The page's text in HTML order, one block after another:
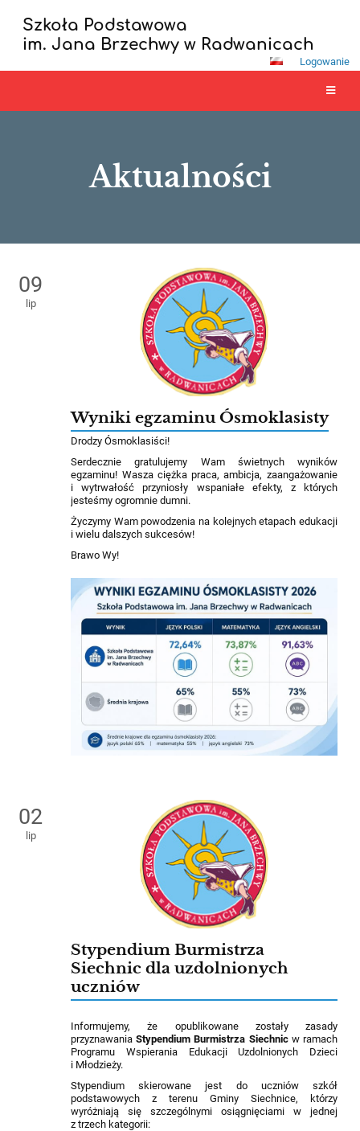
Szkoła Podstawowa
im. Jana Brzechwy w Radwanicach
Logowanie
Aktualności
09
lip
Wyniki egzaminu Ósmoklasisty
Drodzy Ósmoklasiści!
Serdecznie gratulujemy Wam świetnych wyników
egzaminu! Wasza ciężka praca, ambicja, zaangażowanie
i wytrwałość przyniosły wspaniałe efekty, z których
jesteśmy ogromnie dumni.
Życzymy Wam powodzenia na kolejnych etapach edukacji
i wielu dalszych sukcesów!
Brawo Wy!
02
lip
Stypendium Burmistrza
Siechnic dla uzdolnionych
uczniów
Informujemy, że opublikowane zostały zasady
przyznawaniaStypendium Burmistrza Siechnicw ramach
Programu Wspierania Edukacji Uzdolnionych Dzieci
i Młodzieży.
Stypendium skierowane jest do uczniów szkół
podstawowych z terenu Gminy Siechnice, którzy
wyróżniają się szczególnymi osiągnięciami w jednej
z trzech kategorii: